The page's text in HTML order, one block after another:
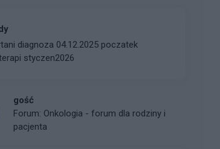
diagnoza 04.12.2025 poczatek
styczen2026
gość
Forum: Onkologia - forum dla rodziny i
pacjenta